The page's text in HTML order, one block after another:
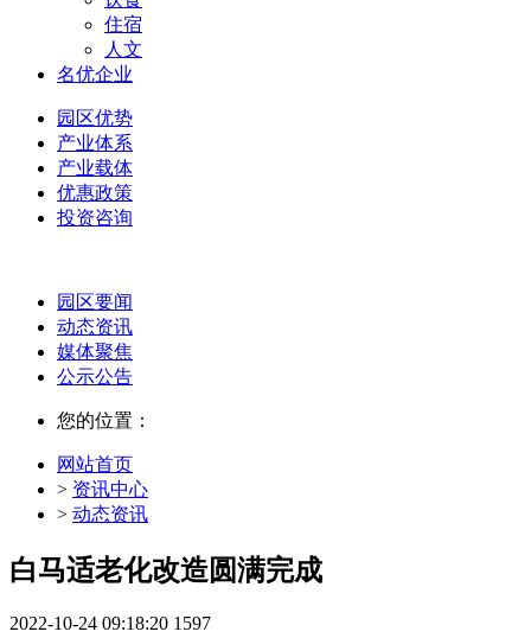
住宿
人文
名优企业
园区优势
产业体系
产业载体
优惠政策
投资咨询
园区要闻
动态资讯
媒体聚焦
公示公告
您的位置：
网站首页
> 资讯中心
> 动态资讯
白马适老化改造圆满完成
2022-10-24 09:18:20 1597